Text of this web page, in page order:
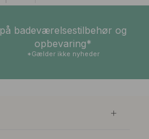
på badeværelsestilbehør og
opbevaring*
*Gælder ikke nyheder